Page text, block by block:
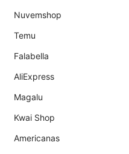
Nuvemshop
Temu
Falabella
AliExpress
Magalu
Kwai Shop
Americanas